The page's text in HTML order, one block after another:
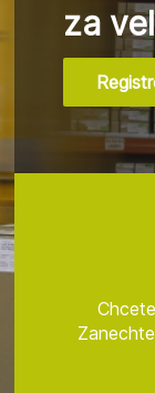
á
p
a
t
í
za